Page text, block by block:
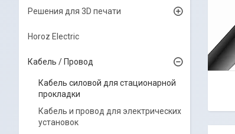
Решения для 3D печати
Horoz Electric
Кабель / Провод
Кабель силовой для стационарной
прокладки
Кабель и провод для электрических
установок